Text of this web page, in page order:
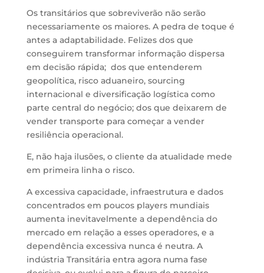
Os transitários que sobreviverão não serão
necessariamente os maiores.A pedra de toque é
antes a adaptabilidade. Felizes dos que
conseguirem transformar informação dispersa
em decisão rápida; dos que entenderem
geopolítica, risco aduaneiro, sourcing
internacional e diversificação logística como
parte central do negócio; dos que deixarem de
vender transporte para começar a vender
resiliência operacional.
E,não haja ilusões, o cliente da atualidade mede
em primeira linha o risco.
A excessivacapacidade, infraestrutura e dados
concentrados em poucos players mundiais
aumenta inevitavelmente a dependência do
mercado em relação a esses operadores, e a
dependência excessiva nunca é neutra. A
indústria Transitária entra agora numa fase